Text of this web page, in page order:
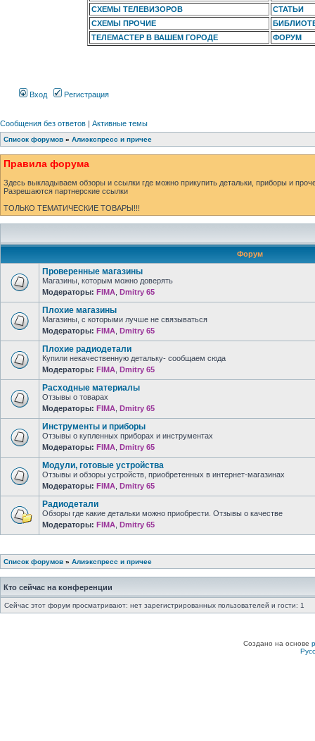
СХЕМЫ ТЕЛЕВИЗОРОВ
СТАТЬИ
СХЕМЫ ПРОЧИЕ
ТЕЛЕМАСТЕР В ВАШЕМ ГОРОДЕ
ФОРУМ
Вход Регистрация
Сообщения без ответов | Активные темы
Список форумов » Алиэкспресс и причее
Правила форума
Здесь выкладываем обзоры и ссылки где можно прикупить детальки, приборы и
Разрешаются партнерские ссылки
ТОЛЬКО ТЕМАТИЧЕСКИЕ ТОВАРЫ!!!
Форум
Проверенные магазины
Магазины, которым можно доверять
Модераторы: FIMA Dmitry 65
Плохие магазины
Магазины, с которыми лучше не связываться
Модераторы: FIMA Dmitry 65
Плохие радиодетали
Купили некачественную детальку- сообщаем сюда
Модераторы: FIMA Dmitry 65
Расходные материалы
Отзывы о товарах
Модераторы: FIMA Dmitry 65
Инструменты и приборы
Отзывы о купленных приборах и инструментах
Модераторы: FIMA Dmitry 65
Модули, готовые устройства
Отзывы и обзоры устройств, приобретенных в интернет-магазинах
Модераторы: FIMA Dmitry 65
Радиодетали
Обзоры где какие детальки можно приобрести. Отзывы о качестве
Модераторы: FIMA Dmitry 65
Список форумов » Алиэкспресс и причее
Кто сейчас на конференции
Сейчас этот форум просматривают: нет зарегистрированных пользователей и гости: 1
Создано на основе